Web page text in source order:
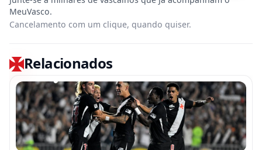
Cancelamento com um clique, quando quiser.
Relacionados